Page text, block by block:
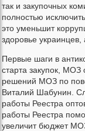
так и закупочных
полностью
это уменьшит
здоровье
Первые шаги в
старта закупок, МОЗ
решений МОЗ по
Виталий Шабунин.
работы Реестра
работы Реестра
увеличит бюджет